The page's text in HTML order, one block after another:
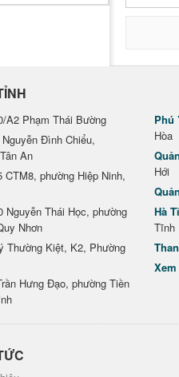
A2 Phạm Thái Bường
Nguyễn Đình Chiểu,
An
CTM8, phường Hiệp Ninh,
Nguyễn Thái Học, phường
Nhơn
Thường Kiệt, K2, Phường
Hưng Đạo, phường Tiền
Phú
Hòa
Hới
Hà
Tĩnh